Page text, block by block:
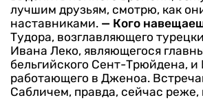
лучшим друзьям, смотрю, как
наставниками. — Кого
Тудора, возглавляющего
Ивана Леко, являющегося
бельгийского Сент-Трюйдена,
работающего в Дженоа.
Сабличем, правда, сейчас реже,